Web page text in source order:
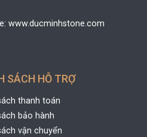
www.ducminhstone.com
SÁCH HỖ TRỢ
thanh toán
bảo hành
vận chuyển